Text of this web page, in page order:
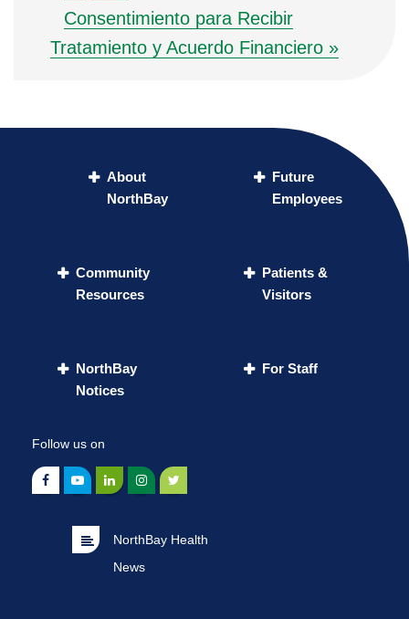
Consentimiento para Recibir
Tratamiento y Acuerdo Financiero »
About
NorthBay
Future
Employees
Community
Resources
Patients &
Visitors
NorthBay
Notices
For Staff
Follow us on
NorthBay Health
News